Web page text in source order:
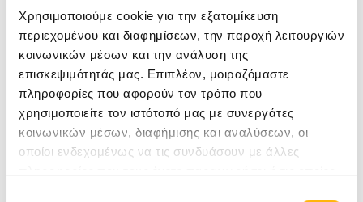
Χρησιμοποιούμε cookie για την εξατομίκευση
περιεχομένου και διαφημίσεων, την παροχή λειτουργιών
κοινωνικών μέσων και την ανάλυση της
επισκεψιμότητάς μας. Επιπλέον, μοιραζόμαστε
πληροφορίες που αφορούν τον τρόπο που
χρησιμοποιείτε τον ιστότοπό μας με συνεργάτες
κοινωνικών μέσων, διαφήμισης και αναλύσεων, οι
οποίοι ενδεχομένως να τις συνδυάσουν με άλλες